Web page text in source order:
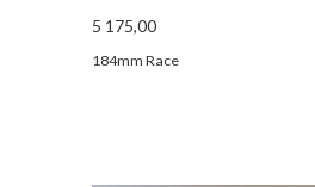
5 175,00
184mm Race